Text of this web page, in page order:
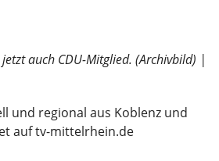
auch CDU-Mitglied. (Archivbild) |
und regional aus Koblenz und
auf tv-mittelrhein.de